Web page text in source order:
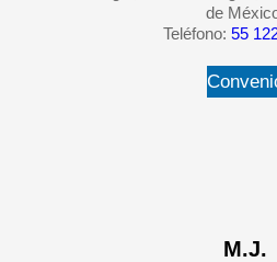
de
Teléfono: 55
M.J.